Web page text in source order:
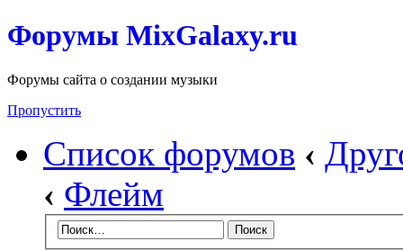
Форумы MixGalaxy.ru
Форумы сайта о создании музыки
Пропустить
Список форумов ‹
‹ Флейм